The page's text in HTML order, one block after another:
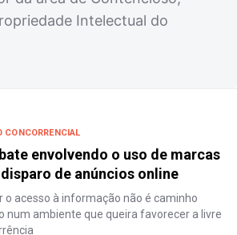
Intelectual do
CONCORRENCIAL
envolvendo o uso de marcas
de anúncios online
o acesso à informação não é caminho
num ambiente que queira favorecer a livre